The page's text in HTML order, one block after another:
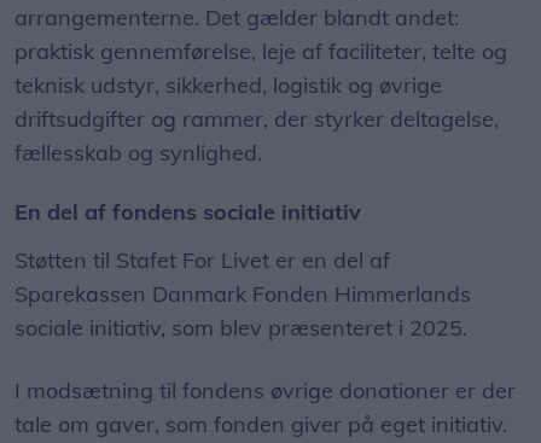
arrangementerne. Det gælder blandt andet:
praktisk gennemførelse, leje af faciliteter, telte og
teknisk udstyr, sikkerhed, logistik og øvrige
driftsudgifter og rammer, der styrker deltagelse,
fællesskab og synlighed.
En del af fondens sociale initiativ
Støtten til Stafet For Livet er en del af
Sparekassen Danmark Fonden Himmerlands
sociale initiativ, som blev præsenteret i 2025.
I modsætning til fondens øvrige donationer er der
tale om gaver, som fonden giver på eget initiativ.